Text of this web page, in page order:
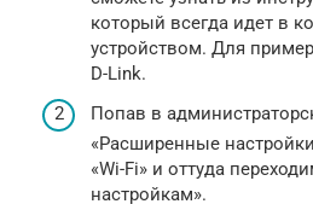
который всегда идет в
устройством. Для
D-Link.
Попав в
«Расширенные
«Wi-Fi» и оттуда
настройкам».